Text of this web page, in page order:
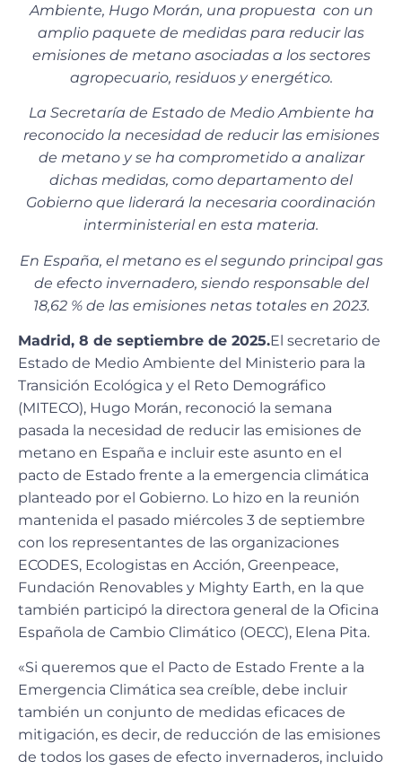
Ambiente, Hugo Morán, una propuesta con un
amplio paquete de medidas para reducir las
emisiones de metano asociadas a los sectores
agropecuario, residuos y energético.
La Secretaría de Estado de Medio Ambiente ha
reconocido la necesidad de reducir las emisiones
de metano y se ha comprometido a analizar
dichas medidas, como departamento del
Gobierno que liderará la necesaria coordinación
interministerial en esta materia.
En España, el metano es el segundo principal gas
de efecto invernadero, siendo responsable del
18,62 % de las emisiones netas totales en 2023.
Madrid, 8 de septiembre de 2025.El secretario de
Estado de Medio Ambiente del Ministerio para la
Transición Ecológica y el Reto Demográfico
(MITECO), Hugo Morán, reconoció la semana
pasada la necesidad de reducir las emisiones de
metano en España e incluir este asunto en el
pacto de Estado frente a la emergencia climática
planteado por el Gobierno. Lo hizo en la reunión
mantenida el pasado miércoles 3 de septiembre
con los representantes de las organizaciones
ECODES, Ecologistas en Acción, Greenpeace,
Fundación Renovables y Mighty Earth, en la que
también participó la directora general de la Oficina
Española de Cambio Climático (OECC), Elena Pita.
«Si queremos que el Pacto de Estado Frente a la
Emergencia Climática sea creíble, debe incluir
también un conjunto de medidas eficaces de
mitigación, es decir, de reducción de las emisiones
de todos los gases de efecto invernaderos, incluido